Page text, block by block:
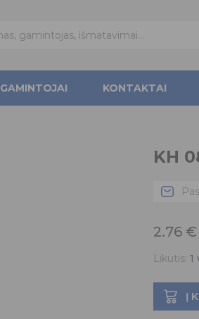
GAMINTOJAI KONTAKTAI
KH
2.76 €
Likutis: 1
Į